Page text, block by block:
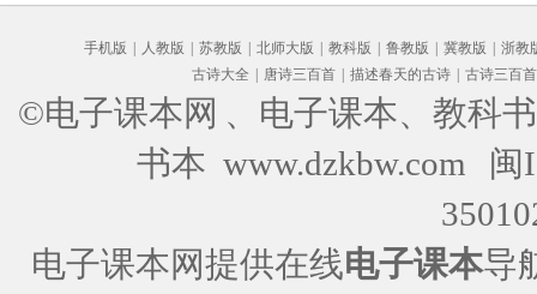
手机版 人教版 苏教版 北师大版 教科版 鲁教版 冀教版
浙教
古诗大全
唐诗三百首 描述春天的古诗 古诗三百首
©电子课本网 、电子课本、教科
书本 www.dzkbw.com
闽
电子课本网提供在线电子课本导